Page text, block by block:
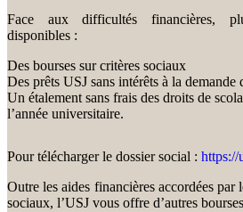
Face aux difficultés financières,
disponibles :
Des bourses sur critères sociaux
Des prêts USJ sans intérêts à la demande
Un étalement sans frais des droits de
l’année universitaire.
Pour télécharger le dossier social : https://
Outre les aides financières accordées par
sociaux, l’USJ vous offre d’autres